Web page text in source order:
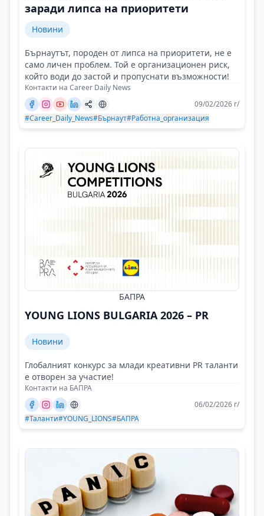
заради липса на приоритети
Новини
Бърнаутът, породен от липса на приоритети, не е
само личен проблем. Той е организационен риск,
който води до застой и пропуснати възможности!
Контакти на Career Daily News
09/02/2026 г/
#Career_Daily_News#Бърнаут#Работна_организация
БАПРА
YOUNG LIONS BULGARIA 2026 – PR
Новини
Глобалният конкурс за млади креативни PR таланти
е отворен за участие!
Контакти на БАПРА
06/02/2026 г/
#Таланти#YOUNG_LIONS#БАПРА